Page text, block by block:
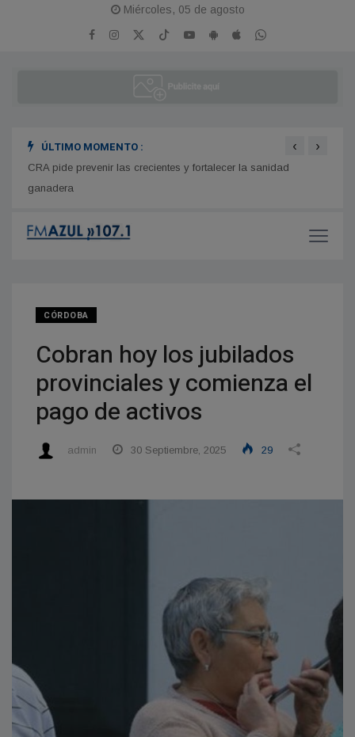
Miércoles, 05 de agosto
ÚLTIMO MOMENTO :
CRA pide prevenir las crecientes y fortalecer la sanidad
ganadera
‹ ›
CÓRDOBA
Cobran hoy los jubilados
provinciales y comienza el
pago de activos
admin 30 Septiembre, 2025 29